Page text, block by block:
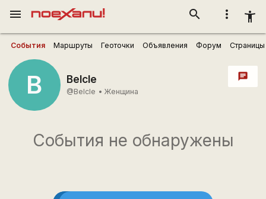
more_vert accessibility_new
search
menu
События Маршруты Геоточки Объявления Форум Страницы
B Belcle
@Belcle • Женщина
chat
События не обнаружены